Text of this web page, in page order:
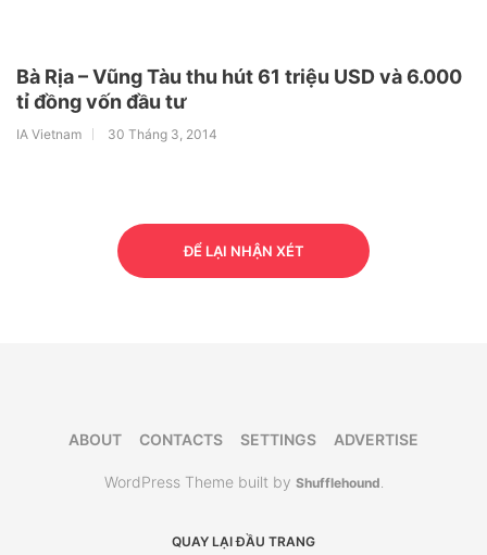
Bà Rịa – Vũng Tàu thu hút 61 triệu USD và 6.000
tỉ đồng vốn đầu tư
IA Vietnam 30 Tháng 3, 2014
ĐỂ LẠI NHẬN XÉT
ABOUT CONTACTS SETTINGS ADVERTISE
WordPress Theme built by Shufflehound.
QUAY LẠI ĐẦU TRANG